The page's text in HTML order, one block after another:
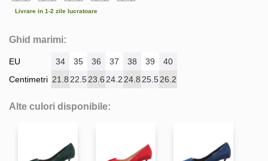
Livrare in 1-2 zile lucratoare
Ghid marimi:
EU
Centimetri
34 35 36 37 38 39
40
21.8 22.523.6 24.2 24.8 25.526.2
Alte culori disponibile: